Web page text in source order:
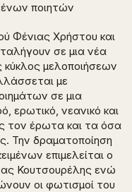
ποιητών
Φένιας Χρήστου και
σε μια νέα
κύκλος μελοποιήσεων
με
σε μια
ερωτικό, νεανικό και
τον έρωτα και τα όσα
Την δραματοποίηση
επιμελείται ο
Κουτσουρέλης ενώ
οι φωτισμοί του